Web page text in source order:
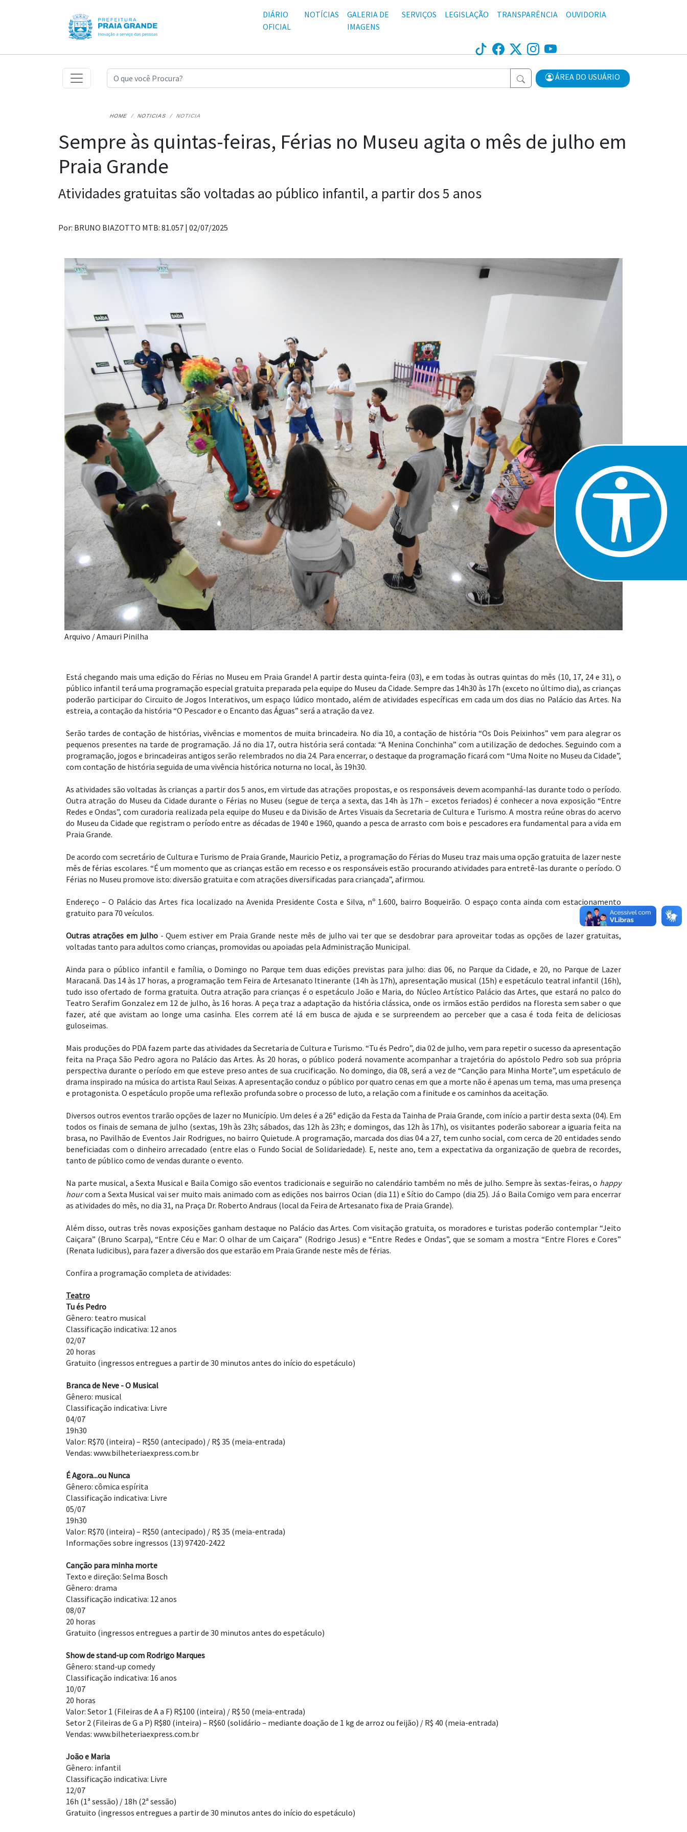
DIÁRIO
OFICIAL
NOTÍCIAS
GALERIA DE
IMAGENS
SERVIÇOS LEGISLAÇÃO TRANSPARÊNCIA OUVIDORIA
ÁREA DO USUÁRIO
HOME NOTICIAS NOTICIA
Sempre às quintas-feiras, Férias no Museu agita o mês de julho em
Praia Grande
Atividades gratuitas são voltadas ao público infantil, a partir dos 5 anos
Por: BRUNO BIAZOTTO MTB: 81.057 | 02/07/2025
Arquivo / Amauri Pinilha
Está chegando mais uma edição do Férias no Museu em Praia Grande! A partir desta quinta-feira (03), e em todas às outras quintas do mês (10, 17, 24 e 31), o
público infantil terá uma programação especial gratuita preparada pela equipe do Museu da Cidade. Sempre das 14h30 às 17h (exceto no último dia), as crianças
poderão participar do Circuito de Jogos Interativos, um espaço lúdico montado, além de atividades específicas em cada um dos dias no Palácio das Artes. Na
estreia, a contação da história “O Pescador e o Encanto das Águas” será a atração da vez.
Serão tardes de contação de histórias, vivências e momentos de muita brincadeira. No dia 10, a contação de história “Os Dois Peixinhos” vem para alegrar os
pequenos presentes na tarde de programação. Já no dia 17, outra história será contada: “A Menina Conchinha” com a utilização de dedoches. Seguindo com a
programação, jogos e brincadeiras antigos serão relembrados no dia 24. Para encerrar, o destaque da programação ficará com “Uma Noite no Museu da Cidade”,
com contação de história seguida de uma vivência histórica noturna no local, às 19h30.
As atividades são voltadas às crianças a partir dos 5 anos, em virtude das atrações propostas, e os responsáveis devem acompanhá-las durante todo o período.
Outra atração do Museu da Cidade durante o Férias no Museu (segue de terça a sexta, das 14h às 17h – excetos feriados) é conhecer a nova exposição “Entre
Redes e Ondas”, com curadoria realizada pela equipe do Museu e da Divisão de Artes Visuais da Secretaria de Cultura e Turismo. A mostra reúne obras do acervo
do Museu da Cidade que registram o período entre as décadas de 1940 e 1960, quando a pesca de arrasto com bois e pescadores era fundamental para a vida em
Praia Grande.
De acordo com secretário de Cultura e Turismo de Praia Grande, Mauricio Petiz, a programação do Férias do Museu traz mais uma opção gratuita de lazer neste
mês de férias escolares. “É um momento que as crianças estão em recesso e os responsáveis estão procurando atividades para entretê-las durante o período. O
Férias no Museu promove isto: diversão gratuita e com atrações diversificadas para criançada”, afirmou.
Endereço – O Palácio das Artes fica localizado na Avenida Presidente Costa e Silva, nº 1.600, bairro Boqueirão. O espaço conta ainda com estacionamento
gratuito para 70 veículos.
Outras atrações em julho- Quem estiver em Praia Grande neste mês de julho vai ter que se desdobrar para aproveitar todas as opções de lazer gratuitas,
voltadas tanto para adultos como crianças, promovidas ou apoiadas pela Administração Municipal.
Ainda para o público infantil e família, o Domingo no Parque tem duas edições previstas para julho: dias 06, no Parque da Cidade, e 20, no Parque de Lazer
Maracanã. Das 14 às 17 horas, a programação tem Feira de Artesanato Itinerante (14h às 17h), apresentação musical (15h) e espetáculo teatral infantil (16h),
tudo isso ofertado de forma gratuita. Outra atração para crianças é o espetáculo João e Maria, do Núcleo Artístico Palácio das Artes, que estará no palco do
Teatro Serafim Gonzalez em 12 de julho, às 16 horas. A peça traz a adaptação da história clássica, onde os irmãos estão perdidos na floresta sem saber o que
fazer, até que avistam ao longe uma casinha. Eles correm até lá em busca de ajuda e se surpreendem ao perceber que a casa é toda feita de deliciosas
guloseimas.
Mais produções do PDA fazem parte das atividades da Secretaria de Cultura e Turismo. “Tu és Pedro”, dia 02 de julho, vem para repetir o sucesso da apresentação
feita na Praça São Pedro agora no Palácio das Artes. Às 20 horas, o público poderá novamente acompanhar a trajetória do apóstolo Pedro sob sua própria
perspectiva durante o período em que esteve preso antes de sua crucificação. No domingo, dia 08, será a vez de “Canção para Minha Morte”, um espetáculo de
drama inspirado na música do artista Raul Seixas. A apresentação conduz o público por quatro cenas em que a morte não é apenas um tema, mas uma presença
e protagonista. O espetáculo propõe uma reflexão profunda sobre o processo de luto, a relação com a finitude e os caminhos da aceitação.
Diversos outros eventos trarão opções de lazer no Município. Um deles é a 26ª edição da Festa da Tainha de Praia Grande, com início a partir desta sexta (04). Em
todos os finais de semana de julho (sextas, 19h às 23h; sábados, das 12h às 23h; e domingos, das 12h às 17h), os visitantes poderão saborear a iguaria feita na
brasa, no Pavilhão de Eventos Jair Rodrigues, no bairro Quietude. A programação, marcada dos dias 04 a 27, tem cunho social, com cerca de 20 entidades sendo
beneficiadas com o dinheiro arrecadado (entre elas o Fundo Social de Solidariedade). E, neste ano, tem a expectativa da organização de quebra de recordes,
tanto de público como de vendas durante o evento.
Na parte musical, a Sexta Musical e Baila Comigo são eventos tradicionais e seguirão no calendário também no mês de julho. Sempre às sextas-feiras, o happy
hourcom a Sexta Musical vai ser muito mais animado com as edições nos bairros Ocian (dia 11) e Sítio do Campo (dia 25). Já o Baila Comigo vem para encerrar
as atividades do mês, no dia 31, na Praça Dr. Roberto Andraus (local da Feira de Artesanato fixa de Praia Grande).
Além disso, outras três novas exposições ganham destaque no Palácio das Artes. Com visitação gratuita, os moradores e turistas poderão contemplar “Jeito
Caiçara” (Bruno Scarpa), “Entre Céu e Mar: O olhar de um Caiçara” (Rodrigo Jesus) e “Entre Redes e Ondas”, que se somam a mostra “Entre Flores e Cores”
(Renata Iudicibus), para fazer a diversão dos que estarão em Praia Grande neste mês de férias.
Confira a programação completa de atividades:
Teatro
Tu és Pedro
Gênero: teatro musical
Classificação indicativa: 12 anos
02/07
20 horas
Gratuito (ingressos entregues a partir de 30 minutos antes do início do espetáculo)
Branca de Neve - O Musical
Gênero: musical
Classificação indicativa: Livre
04/07
19h30
Valor: R$70 (inteira) – R$50 (antecipado) / R$ 35 (meia-entrada)
Vendas: www.bilheteriaexpress.com.br
É Agora...ou Nunca
Gênero: cômica espírita
Classificação indicativa: Livre
05/07
19h30
Valor: R$70 (inteira) – R$50 (antecipado) / R$ 35 (meia-entrada)
Informações sobre ingressos (13) 97420-2422
Canção para minha morte
Texto e direção: Selma Bosch
Gênero: drama
Classificação indicativa: 12 anos
08/07
20 horas
Gratuito (ingressos entregues a partir de 30 minutos antes do espetáculo)
Show de stand-up com Rodrigo Marques
Gênero: stand-up comedy
Classificação indicativa: 16 anos
10/07
20 horas
Valor: Setor 1 (Fileiras de A a F) R$100 (inteira) / R$ 50 (meia-entrada)
Setor 2 (Fileiras de G a P) R$80 (inteira) – R$60 (solidário – mediante doação de 1 kg de arroz ou feijão) / R$ 40 (meia-entrada)
Vendas: www.bilheteriaexpress.com.br
João e Maria
Gênero: infantil
Classificação indicativa: Livre
12/07
16h (1ª sessão) / 18h (2ª sessão)
Gratuito (ingressos entregues a partir de 30 minutos antes do início do espetáculo)